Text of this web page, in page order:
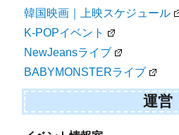
韓国映画｜上映スケジュール
K-POPイベント
NewJeansライブ
BABYMONSTERライブ
運営